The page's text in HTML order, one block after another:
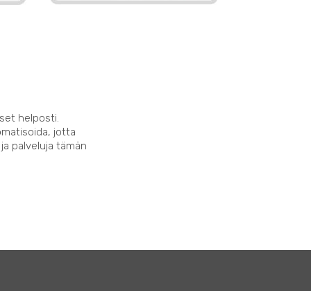
helposti.
jotta
palveluja tämän